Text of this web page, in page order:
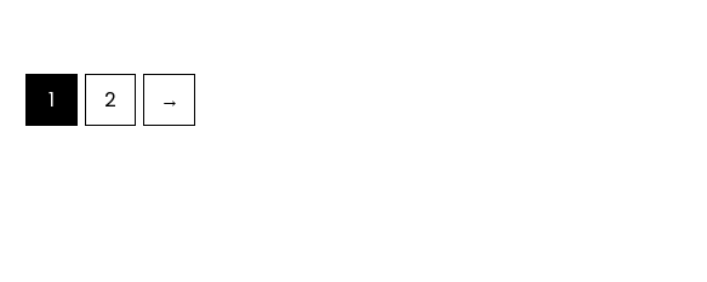
1 2 →